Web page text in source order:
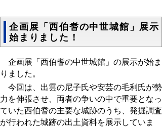
企画展「西伯耆の中世城館」展示
始まりました！
企画展「西伯耆の中世城館」の展示が始ま
りました。
今回は、出雲の尼子氏や安芸の毛利氏が勢
力を伸張させ、両者の争いの中で重要となっ
ていた西伯耆の主要な城跡のうち、発掘調査
が行われた城跡の出土資料を展示していま